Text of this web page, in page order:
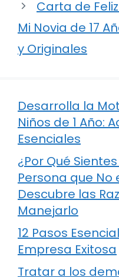
Carta de
Mi Novia de 17
y Originales
Desarrolla la
Niños de 1 Año:
Esenciales
¿Por Qué
Persona que No
Descubre las
Manejarlo
12 Pasos
Empresa Exitosa
Tratar a los